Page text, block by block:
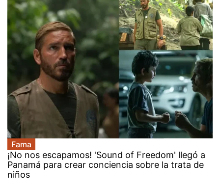
Fama
¡No nos escapamos! 'Sound of Freedom' llegó a
Panamá para crear conciencia sobre la trata de
niños